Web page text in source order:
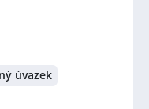
úvazek